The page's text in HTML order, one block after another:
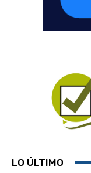
LO ÚLTIMO